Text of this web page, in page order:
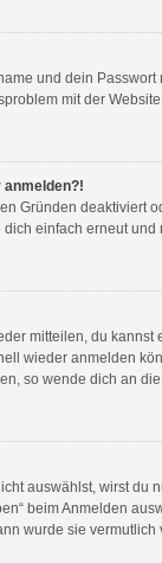
und dein
mit der
Gründen
einfach erneut
mitteilen, du
wieder anmelden
so wende dich an
auswählst, wirst
beim Anmelden
wurde sie